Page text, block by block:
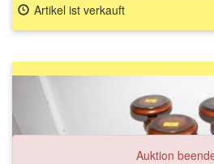
Artikel ist verkauft
Auktion